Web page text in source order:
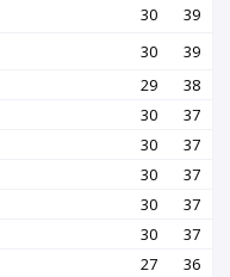
30
39
30
39
29
38
30
37
30
37
30
37
30
37
30
37
27
36